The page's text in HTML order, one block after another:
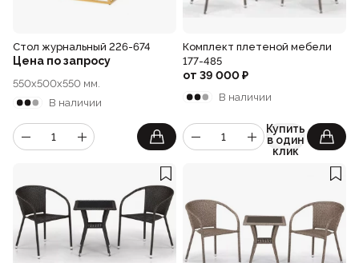
Стол журнальный 226-674
Цена по запросу
550x500x550 мм.
В наличии
Комплект плетеной мебели
177-485
от 39 000₽
В наличии
Купить
в один
клик